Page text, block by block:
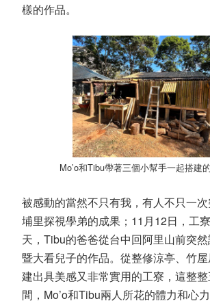
樣的作品。
Mo’o和Tibu帶著三個小幫手一起搭建
被感動的當然不只有我，有人不只一
埔里探視學弟的成果； 11 月12日，工
天， Tibu的爸爸從台中回阿里山前突
暨大看兒子的作品。從整修涼亭、竹
建出具美感又非常實用的工寮，這整
間， Mo’o和Tibu兩人所花的體力和心